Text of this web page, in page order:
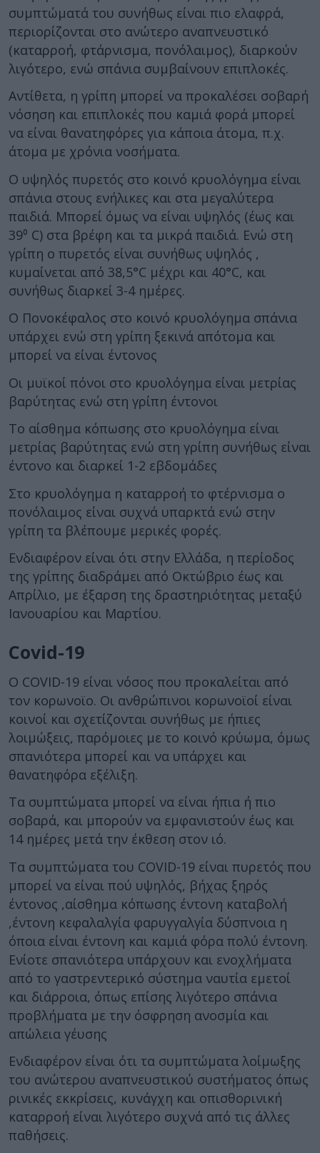
συμπτώματά του συνήθως είναι πιο ελαφρά,
περιορίζονται στο ανώτερο αναπνευστικό
(καταρροή, φτάρνισμα, πονόλαιμος), διαρκούν
λιγότερο, ενώ σπάνια συμβαίνουν επιπλοκές.
Αντίθετα, η γρίπη μπορεί να προκαλέσει σοβαρή
νόσηση και επιπλοκές που καμιά φορά μπορεί
να είναι θανατηφόρες για κάποια άτομα, π.χ.
άτομα με χρόνια νοσήματα.
Ο υψηλός πυρετός στο κοινό κρυολόγημα είναι
σπάνια στους ενήλικες και στα μεγαλύτερα
παιδιά. Μπορεί όμως να είναι υψηλός (έως και
39⁰ C) στα βρέφη και τα μικρά παιδιά. Ενώ στη
γρίπη ο πυρετός είναι συνήθως υψηλός ,
κυμαίνεται από 38,5°C μέχρι και 40°C, και
συνήθως διαρκεί 3-4 ημέρες.
Ο Πονοκέφαλος στο κοινό κρυολόγημα σπάνια
υπάρχει ενώ στη γρίπη ξεκινά απότομα και
μπορεί να είναι έντονος
Οι μυϊκοί πόνοι στο κρυολόγημα είναι μετρίας
βαρύτητας ενώ στη γρίπη έντονοι
Το αίσθημα κόπωσης στο κρυολόγημα είναι
μετρίας βαρύτητας ενώ στη γρίπη συνήθως είναι
έντονο και διαρκεί 1-2 εβδομάδες
Στο κρυολόγημα η καταρροή το φτέρνισμα ο
πονόλαιμος είναι συχνά υπαρκτά ενώ στην
γρίπη τα βλέπουμε μερικές φορές.
Ενδιαφέρον είναι ότι στην Ελλάδα, η περίοδος
της γρίπης διαδράμει από Οκτώβριο έως και
Απρίλιο, με έξαρση της δραστηριότητας μεταξύ
Ιανουαρίου και Μαρτίου.
Covid-19
Ο COVID-19 είναι νόσος που προκαλείται από
τον κορωνοϊο. Οι ανθρώπινοι κορωνοϊοί είναι
κοινοί και σχετίζονται συνήθως με ήπιες
λοιμώξεις, παρόμοιες με το κοινό κρύωμα, όμως
σπανιότερα μπορεί και να υπάρχει και
θανατηφόρα εξέλιξη.
Τα συμπτώματα μπορεί να είναι ήπια ή πιο
σοβαρά, και μπορούν να εμφανιστούν έως και
14 ημέρες μετά την έκθεση στον ιό.
Τα συμπτώματα του COVID-19 είναι πυρετός που
μπορεί να είναι πού υψηλός, βήχας ξηρός
έντονος ,αίσθημα κόπωσης έντονη καταβολή
,έντονη κεφαλαλγία φαρυγγαλγία δύσπνοια η
όποια είναι έντονη και καμιά φόρα πολύ έντονη.
Ενίοτε σπανιότερα υπάρχουν και ενοχλήματα
από το γαστρεντερικό σύστημα ναυτία εμετοί
και διάρροια, όπως επίσης λιγότερο σπάνια
προβλήματα με την όσφρηση ανοσμία και
απώλεια γέυσης
Ενδιαφέρον είναι ότι τα συμπτώματα λοίμωξης
του ανώτερου αναπνευστικού συστήματος όπως
ρινικές εκκρίσεις, κυνάγχη και οπισθορινική
καταρροή είναι λιγότερο συχνά από τις άλλες
παθήσεις.